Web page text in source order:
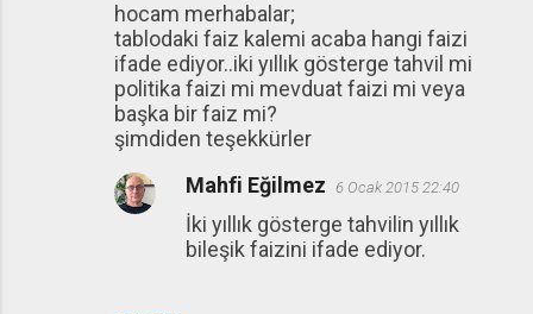
hocam merhabalar;
tablodaki faiz kalemi acaba hangi faizi
ifade ediyor..iki yıllık gösterge tahvil mi
politika faizi mi mevduat faizi mi veya
başka bir faiz mi?
şimdiden teşekkürler
Mahfi Eğilmez 6 Ocak 2015 22:40
İki yıllık gösterge tahvilin yıllık
bileşik faizini ifade ediyor.